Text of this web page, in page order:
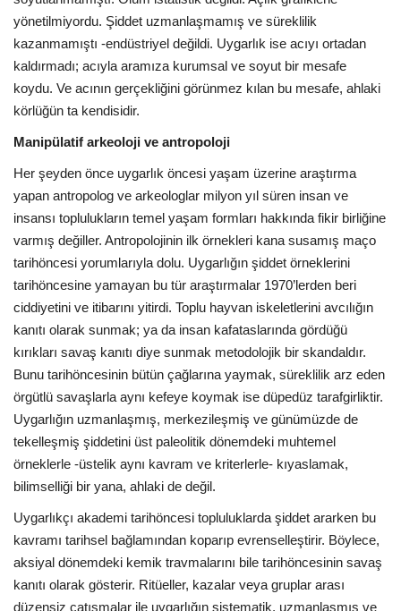
yönetilmiyordu. Şiddet uzmanlaşmamış ve süreklilik
kazanmamıştı -endüstriyel değildi. Uygarlık ise acıyı ortadan
kaldırmadı; acıyla aramıza kurumsal ve soyut bir mesafe
koydu. Ve acının gerçekliğini görünmez kılan bu mesafe, ahlaki
körlüğün ta kendisidir.
Manipülatif arkeoloji ve antropoloji
Her şeyden önce uygarlık öncesi yaşam üzerine araştırma
yapan antropolog ve arkeologlar milyon yıl süren insan ve
insansı toplulukların temel yaşam formları hakkında fikir birliğine
varmış değiller. Antropolojinin ilk örnekleri kana susamış maço
tarihöncesi yorumlarıyla dolu. Uygarlığın şiddet örneklerini
tarihöncesine yamayan bu tür araştırmalar 1970’lerden beri
ciddiyetini ve itibarını yitirdi. Toplu hayvan iskeletlerini avcılığın
kanıtı olarak sunmak; ya da insan kafataslarında gördüğü
kırıkları savaş kanıtı diye sunmak metodolojik bir skandaldır.
Bunu tarihöncesinin bütün çağlarına yaymak, süreklilik arz eden
örgütlü savaşlarla aynı kefeye koymak ise düpedüz tarafgirliktir.
Uygarlığın uzmanlaşmış, merkezileşmiş ve günümüzde de
tekelleşmiş şiddetini üst paleolitik dönemdeki muhtemel
örneklerle -üstelik aynı kavram ve kriterlerle- kıyaslamak,
bilimselliği bir yana, ahlaki de değil.
Uygarlıkçı akademi tarihöncesi topluluklarda şiddet ararken bu
kavramı tarihsel bağlamından koparıp evrenselleştirir. Böylece,
aksiyal dönemdeki kemik travmalarını bile tarihöncesinin savaş
kanıtı olarak gösterir. Ritüeller, kazalar veya gruplar arası
düzensiz çatışmalar ile uygarlığın sistematik, uzmanlaşmış ve